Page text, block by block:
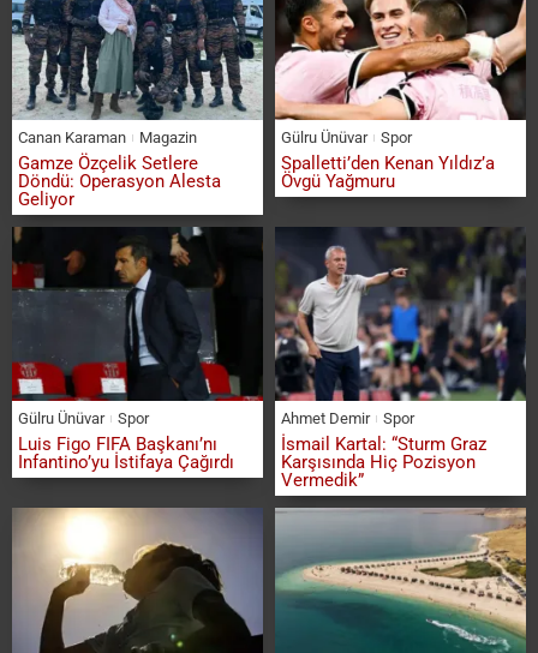
Canan Karaman Magazin
Gamze Özçelik Setlere
Döndü: Operasyon Alesta
Geliyor
Gülru Ünüvar Spor
Spalletti’den Kenan Yıldız’a
Övgü Yağmuru
Gülru Ünüvar Spor
Luis Figo FIFA Başkanı’nı
Infantino’yu İstifaya Çağırdı
Ahmet Demir Spor
İsmail Kartal: “Sturm Graz
Karşısında Hiç Pozisyon
Vermedik”